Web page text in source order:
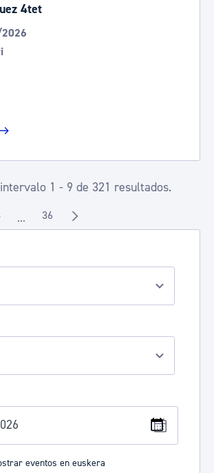
eventos en euskera
4tet
1 - 9 de 321 resultados.
...Páginas intermedias Use TAB para
Página
36